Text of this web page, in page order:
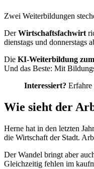
Zwei Weiterbildungen
DerWirtschaftsfachwirt
dienstags und donnerstags
Die KI-Weiterbildung
Und das Beste: Mit
Interessiert? Erfahre
Wie sieht der
Herne hat in den letzten
die Wirtschaft der Stadt.
Der Wandel bringt aber
Gleichzeitig fehlen im